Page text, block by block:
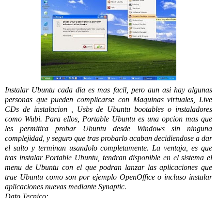
Instalar Ubuntu cada dia es mas facil, pero aun asi hay algunas
personas que pueden complicarse con Maquinas virtuales, Live
CDs de instalacion , Usbs de Ubuntu bootables o instaladores
como Wubi. Para ellos, Portable Ubuntu es una opcion mas que
les permitira probar Ubuntu desde Windows sin ninguna
complejidad, y seguro que tras probarlo acaban decidiendose a dar
el salto y terminan usandolo completamente. La ventaja, es que
tras instalar Portable Ubuntu, tendran disponible en el sistema el
menu de Ubuntu con el que podran lanzar las aplicaciones que
trae Ubuntu como son por ejemplo OpenOffice o incluso instalar
aplicaciones nuevas mediante Synaptic.
Dato Tecnico: